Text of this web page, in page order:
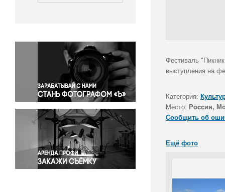
Окружающая среда
Политика
Правосудие
Происшествия и конфликты
Религия
Светская жизнь
Спорт
Экология
Экономика и бизнес
Фестиваль
выступления на
Категория:
Место: Россия,
Сообщить об
Ещё фото